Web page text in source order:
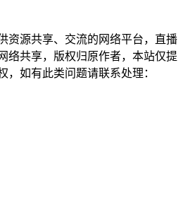
资源共享、交流的网络平台，直播
络共享，版权归原作者，本站仅提
，如有此类问题请联系处理：